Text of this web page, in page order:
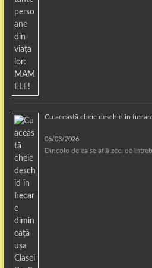
Cu această cheie deschid în
06/03/2026
Dincolo de ea se află zeci de